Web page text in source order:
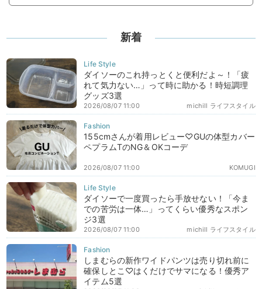
新着
ダイソーのこれ持っとくと便利だよ～！「疲
れて気力ない…」って時に助かる！時短調理
グッズ3選
michill ライフスタイル
2026/08/07 11:00
155cmさんが着用レビュー♡GUの体型カバー
ペプラムTのNG＆OKコーデ
KOMUGI
2026/08/07 11:00
ダイソーで一度買ったら手放せない！「今ま
での苦労は一体…」ってくらい優秀なスポン
ジ3選
michill ライフスタイル
2026/08/07 11:00
しまむらの新作ワイドパンツは売り切れ前に
確保しとこ♡はくだけでサマになる！優秀ア
イテム5選